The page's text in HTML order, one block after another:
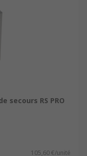
secours RS PRO
105,60 €/unité